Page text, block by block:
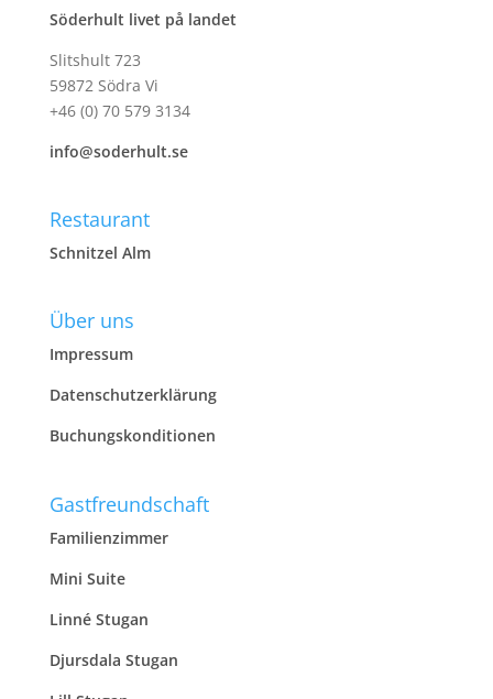
Söderhult livet på landet
Slitshult 723
59872 Södra Vi
+46 (0) 70 579 3134
info@soderhult.se
Restaurant
Schnitzel Alm
Über uns
Impressum
Datenschutzerklärung
Buchungskonditionen
Gastfreundschaft
Familienzimmer
Mini Suite
Linné Stugan
Djursdala Stugan